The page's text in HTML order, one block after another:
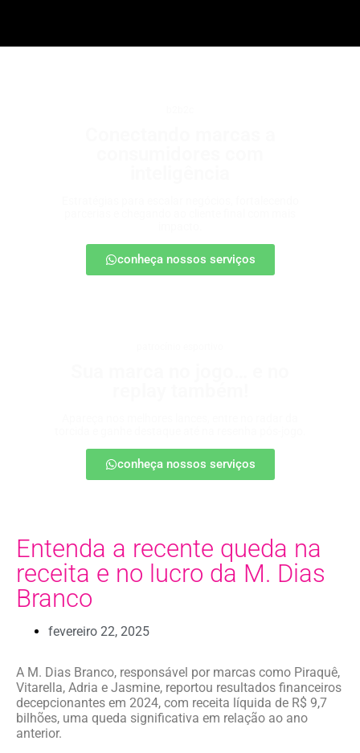
conheça nossos serviços
conheça nossos serviços
Entenda a recente queda na
receita e no lucro da M. Dias
Branco
fevereiro 22, 2025
A M. Dias Branco, responsável por marcas como Piraquê,
Vitarella, Adria e Jasmine, reportou resultados financeiros
decepcionantes em 2024, com receita líquida de R$ 9,7
bilhões, uma queda significativa em relação ao ano
anterior.